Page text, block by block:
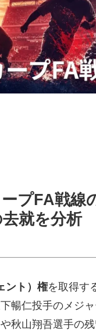
プFA戦線
就を分析
ント）権を取得す
暢仁投手のメジ
秋山翔吾選手の